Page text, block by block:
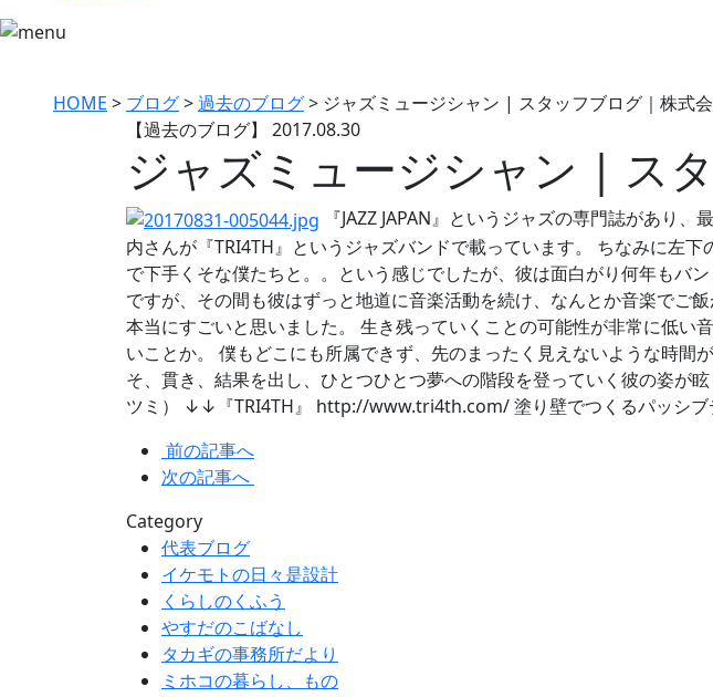
HOME > ブログ>過去のブログ> ジャズミュージシャン | スタッフブログ｜株式
【過去のブログ】 2017.08.30
ジャズミュージシャン | ス
『JAZZ JAPAN』というジャズの専門誌があり
内さんが『TRI4TH』というジャズバンドで載っています。 ちなみに左
で下手くそな僕たちと。。という感じでしたが、彼は面白がり何年もバ
ですが、その間も彼はずっと地道に音楽活動を続け、なんとか音楽でご
本当にすごいと思いました。 生き残っていくことの可能性が非常に低
いことか。 僕もどこにも所属できず、先のまったく見えないような時
そ、貫き、結果を出し、ひとつひとつ夢への階段を登っていく彼の姿が
ツミ） ↓↓『TRI4TH』 http://www.tri4th.com/ 塗り壁でつくるパッシブ
前の記事へ
次の記事へ
Category
代表ブログ
イケモトの日々是設計
くらしのくふう
やすだのこばなし
タカギの事務所だより
ミホコの暮らし、もの